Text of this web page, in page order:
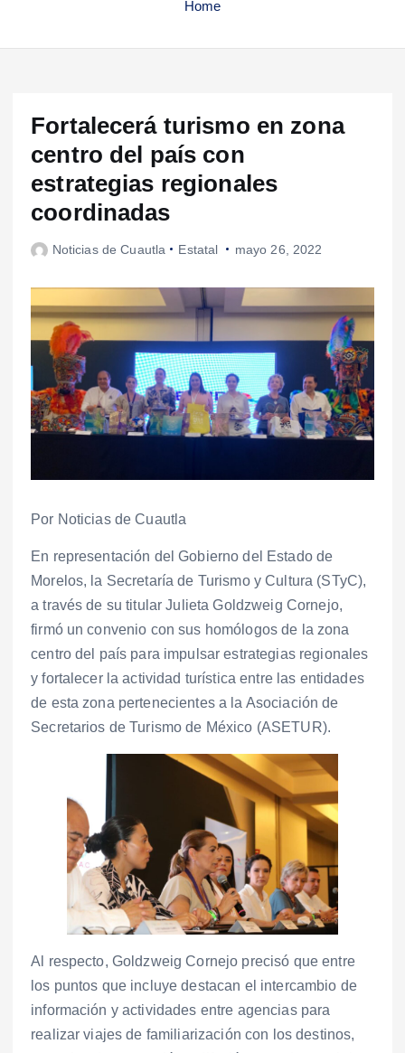
Home
Fortalecerá turismo en zona
centro del país con
estrategias regionales
coordinadas
Noticias de Cuautla Estatal mayo 26, 2022
Por Noticias de Cuautla
En representación del Gobierno del Estado de
Morelos, la Secretaría de Turismo y Cultura (STyC),
a través de su titular Julieta Goldzweig Cornejo,
firmó un convenio con sus homólogos de la zona
centro del país para impulsar estrategias regionales
y fortalecer la actividad turística entre las entidades
de esta zona pertenecientes a la Asociación de
Secretarios de Turismo de México (ASETUR).
Al respecto, Goldzweig Cornejo precisó que entre
los puntos que incluye destacan el intercambio de
información y actividades entre agencias para
realizar viajes de familiarización con los destinos,